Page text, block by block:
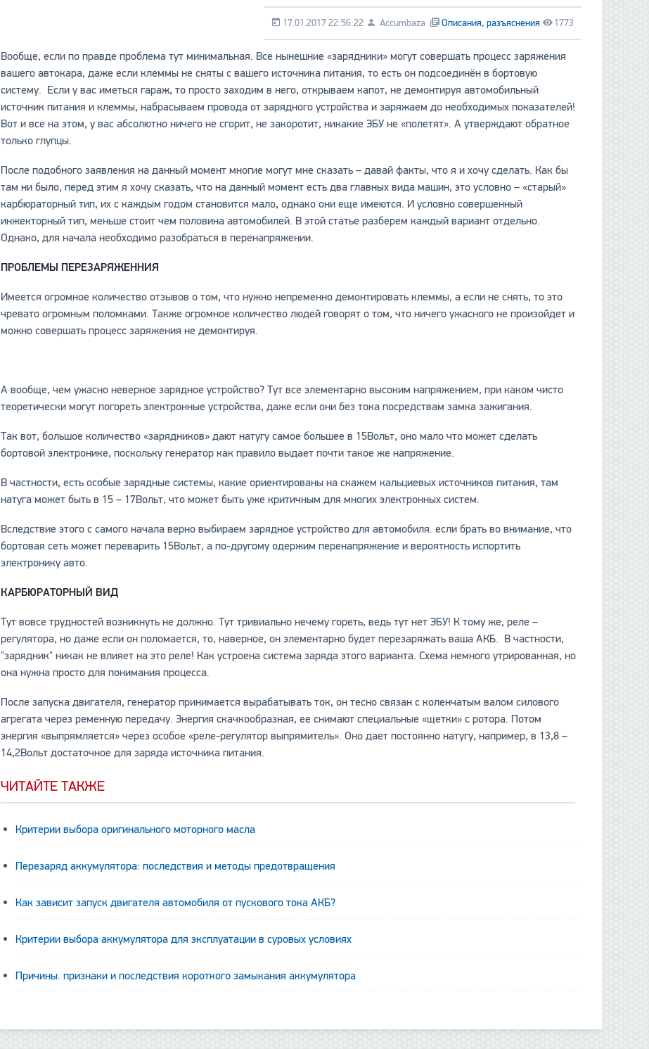
Описания, разъяснения 1773
17.01.2017 22:56:22 Accumbaza
Вообще, если по правде проблема тут минимальная. Все нынешние «зарядники» могут совершать процесс заряжения
вашего автокара, даже если клеммы не сняты с вашего источника питания, то есть он подсоединён в бортовую
систему. Если у вас иметься гараж, то просто заходим в него, открываем капот, не демонтируя автомобильный
источник питания и клеммы, набрасываем провода от зарядного устройства и заряжаем до необходимых показателей!
Вот и все на этом, у вас абсолютно ничего не сгорит, не закоротит, никакие ЭБУ не «полетят». А утверждают обратное
только глупцы.
После подобного заявления на данный момент многие могут мне сказать – давай факты, что я и хочу сделать. Как бы
там ни было, перед этим я хочу сказать, что на данный момент есть два главных вида машин, это условно – «старый»
карбюраторный тип, их с каждым годом становится мало, однако они еще имеются. И условно совершенный
инжекторный тип, меньше стоит чем половина автомобилей. В этой статье разберем каждый вариант отдельно.
Однако, для начала необходимо разобраться в перенапряжении.
ПРОБЛЕМЫ ПЕРЕЗАРЯЖЕННИЯ
Имеется огромное количество отзывов о том, что нужно непременно демонтировать клеммы, а если не снять, то это
чревато огромным поломками. Также огромное количество людей говорят о том, что ничего ужасного не произойдет и
можно совершать процесс заряжения не демонтируя.
А вообще, чем ужасно неверное зарядное устройство? Тут все элементарно высоким напряжением, при каком чисто
теоретически могут погореть электронные устройства, даже если они без тока посредствам замка зажигания.
Так вот, большое количество «зарядников» дают натугу самое большее в 15Вольт, оно мало что может сделать
бортовой электронике, поскольку генератор как правило выдает почти такое же напряжение.
В частности, есть особые зарядные системы, какие ориентированы на скажем кальциевых источников питания, там
натуга может быть в 15 – 17Вольт, что может быть уже критичным для многих электронных систем.
Вследствие этого с самого начала верно выбираем зарядное устройство для автомобиля. если брать во внимание, что
бортовая сеть может переварить 15Вольт, а по-другому одержим перенапряжение и вероятность испортить
электронику авто.
КАРБЮРАТОРНЫЙ ВИД
Тут вовсе трудностей возникнуть не должно. Тут тривиально нечему гореть, ведь тут нет ЭБУ! К тому же, реле –
регулятора, но даже если он поломается, то, наверное, он элементарно будет перезаряжать ваша АКБ. В частности,
"зарядник" никак не влияет на это реле! Как устроена система заряда этого варианта. Схема немного утрированная, но
она нужна просто для понимания процесса.
После запуска двигателя, генератор принимается вырабатывать ток, он тесно связан с коленчатым валом силового
агрегата через ременную передачу. Энергия скачкообразная, ее снимают специальные «щетки» с ротора. Потом
энергия «выпрямляется» через особое «реле-регулятор выпрямитель». Оно дает постоянно натугу, например, в 13,8 –
14,2Вольт достаточное для заряда источника питания.
ЧИТАЙТЕ ТАКЖЕ
Критерии выбора оригинального моторного масла
Перезаряд аккумулятора: последствия и методы предотвращения
Как зависит запуск двигателя автомобиля от пускового тока АКБ?
Критерии выбора аккумулятора для эксплуатации в суровых условиях
Причины. признаки и последствия короткого замыкания аккумулятора